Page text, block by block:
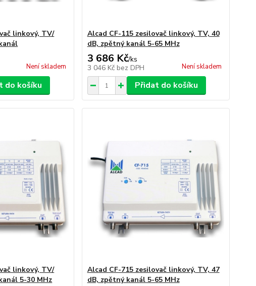
linkový, TV/
Není skladem
do košíku
Alcad CF-115 zesilovač linkový, TV, 40
dB, zpětný kanál 5-65 MHz
3 686 Kč/ks
3 046 Kč bez DPH Není skladem
Přidat do košíku
linkový, TV/
5-30 MHz
Alcad CF-715 zesilovač linkový, TV, 47
dB, zpětný kanál 5-65 MHz